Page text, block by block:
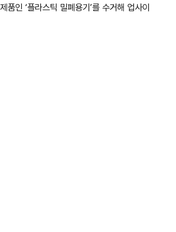
인 ‘플라스틱 밀폐용기’를 수거해 업사이